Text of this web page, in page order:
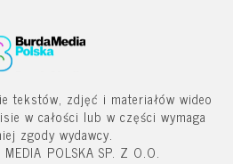
tekstów, zdjęć i materiałów wideo
w całości lub w części wymaga
zgody wydawcy.
POLSKA SP. Z O.O.